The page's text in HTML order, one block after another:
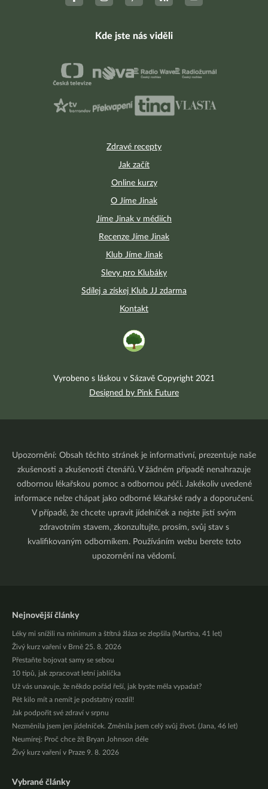
Zdravé recepty
Jak začít
Online kurzy
O Jíme Jinak
Jíme Jinak v médiích
Recenze Jíme Jinak
Klub Jíme Jinak
Slevy pro Klubáky
Sdílej a získej Klub JJ zdarma
Kontakt
Kde jste nás viděli
Vyrobeno s láskou v Sázavě Copyright 2021
Designed by Pink Future
Upozornění: Obsah těchto stránek je informativní, prezentuje naše
zkušenosti a zkušenosti čtenářů. V žádném případě nenahrazuje
odbornou lékařskou pomoc a odbornou péči. Jakékoliv uvedené
informace nelze chápat jako odborné lékařské rady a doporučení.
V případě, že chcete upravit jídelníček a nejste jistí svým
zdravotním stavem, zkonzultujte, prosím, svůj stav s
kvalifikovaným odborníkem. Používáním webu berete toto
upozornění na vědomí.
Nejnovější články
Léky mi snížili na minimum a štítná žláza se zlepšila (Martina, 41 let)
Živý kurz vaření v Brně 25. 8. 2026
Přestaňte bojovat samy se sebou
10 tipů, jak zpracovat letní jablíčka
Už vás unavuje, že někdo pořád řeší, jak byste měla vypadat?
Pět kilo mít a nemít je podstatný rozdíl!
Jak podpořit své zdraví v srpnu
Nezměnila jsem jen jídelníček. Změnila jsem celý svůj život. (Jana, 46 let)
Neumírej: Proč chce žít Bryan Johnson déle
Živý kurz vaření v Praze 9. 8. 2026
Vybrané články